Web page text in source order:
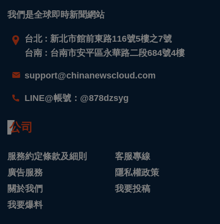
我們是全球即時新聞網站
台北 : 新北市館前東路116號5樓之7號
台南 : 台南市安平區永華路二段684號4樓
support@chinanewscloud.com
LINE@帳號：@878dzsyg
公司
服務約定條款及細則
客服專線
廣告服務
隱私權政策
關於我們
我要投稿
我要爆料